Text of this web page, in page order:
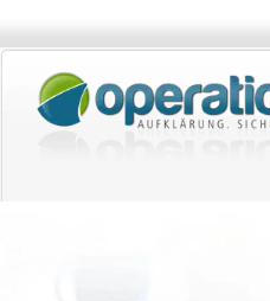
springen